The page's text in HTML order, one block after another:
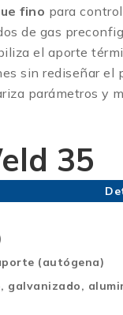
fino para
de gas
el aporte
sin rediseñar el
parámetros y
35
(autógena)
galvanizado,